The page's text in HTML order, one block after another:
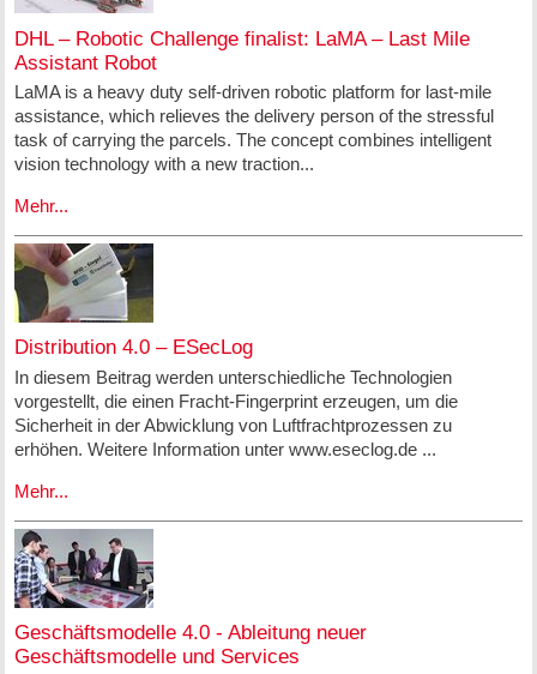
DHL – Robotic Challenge finalist: LaMA – Last Mile
Assistant Robot
LaMA is a heavy duty self-driven robotic platform for last-mile
assistance, which relieves the delivery person of the stressful
task of carrying the parcels. The concept combines intelligent
vision technology with a new traction...
Mehr...
Distribution 4.0 – ESecLog
In diesem Beitrag werden unterschiedliche Technologien
vorgestellt, die einen Fracht-Fingerprint erzeugen, um die
Sicherheit in der Abwicklung von Luftfrachtprozessen zu
erhöhen. Weitere Information unter www.eseclog.de ...
Mehr...
Geschäftsmodelle 4.0 - Ableitung neuer
Geschäftsmodelle und Services